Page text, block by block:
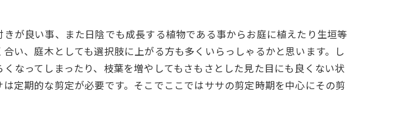
が良い事、また日陰でも成長する植物である事からお庭に植えたり生垣等
い、庭木としても選択肢に上がる方も多くいらっしゃるかと思います。し
なってしまったり、枝葉を増やしてもさもさとした見た目にも良くない状
定期的な剪定が必要です。そこでここではササの剪定時期を中心にその剪